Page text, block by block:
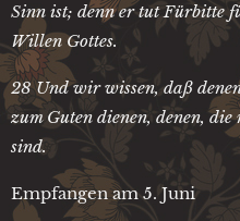
Sinn ist; denn er tut Fürbitte
Willen Gottes.
28 Und wir wissen, daß
zum Guten dienen, denen,
sind.
Empfangen am 5. Juni